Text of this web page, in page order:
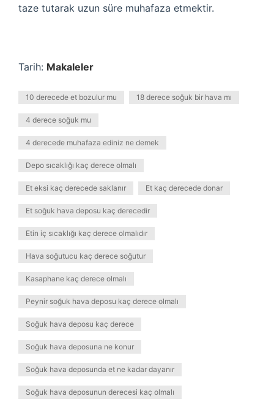
taze tutarak uzun süre muhafaza etmektir.
Tarih: Makaleler
10 derecede et bozulur mu 18 derece soğuk bir hava mı
4 derece soğuk mu
4 derecede muhafaza ediniz ne demek
Depo sıcaklığı kaç derece olmalı
Et eksi kaç derecede saklanır Et kaç derecede donar
Et soğuk hava deposu kaç derecedir
Etin iç sıcaklığı kaç derece olmalıdır
Hava soğutucu kaç derece soğutur
Kasaphane kaç derece olmalı
Peynir soğuk hava deposu kaç derece olmalı
Soğuk hava deposu kaç derece
Soğuk hava deposuna ne konur
Soğuk hava deposunda et ne kadar dayanır
Soğuk hava deposunun derecesi kaç olmalı